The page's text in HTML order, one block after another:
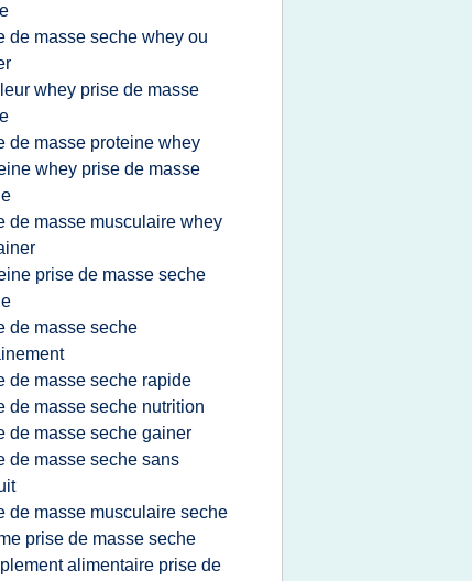
de masse seche whey ou
whey prise de masse
de masse proteine whey
whey prise de masse
de masse musculaire whey
prise de masse seche
de masse seche
de masse seche rapide
de masse seche nutrition
de masse seche gainer
de masse seche sans
de masse musculaire seche
prise de masse seche
alimentaire prise de